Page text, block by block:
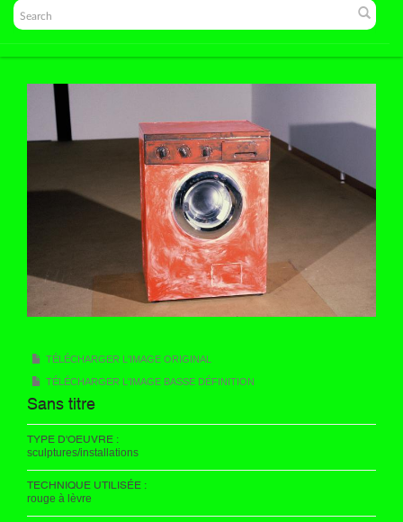
TÉLÉCHARGER L'IMAGE ORIGINAL
TÉLÉCHARGER L'IMAGE BASSE DÉFINITION
Sans titre
TYPE D'OEUVRE :
sculptures/installations
TECHNIQUE UTILISÉE :
rouge à lèvre